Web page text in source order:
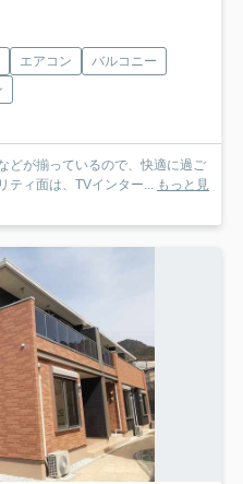
エアコン
バルコニー
どが揃っているので、快適に過ご
ティ面は、TVインター... もっと見